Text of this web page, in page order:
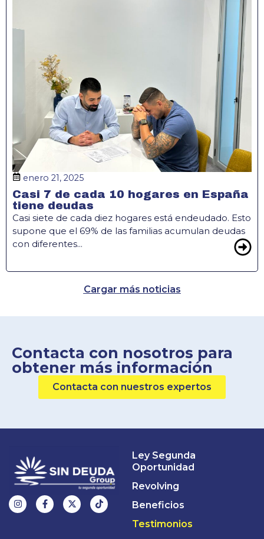
enero 21, 2025
Casi 7 de cada 10 hogares en España
tiene deudas
Casi siete de cada diez hogares está endeudado. Esto
supone que el 69% de las familias acumulan deudas
con diferentes...
Cargar más noticias
Contacta con nosotros para
obtener más información
Contacta con nuestros expertos
Ley Segunda
Oportunidad
Revolving
Beneficios
Testimonios